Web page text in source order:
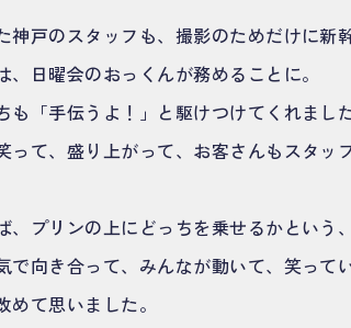
神戸のスタッフも、撮影のためだけに新
、日曜会のおっくんが務めることに。
も「手伝うよ！」と駆けつけてくれました
って、盛り上がって、お客さんもスタッ
、プリンの上にどっちを乗せるかという
で向き合って、みんなが動いて、笑ってい
て思いました。